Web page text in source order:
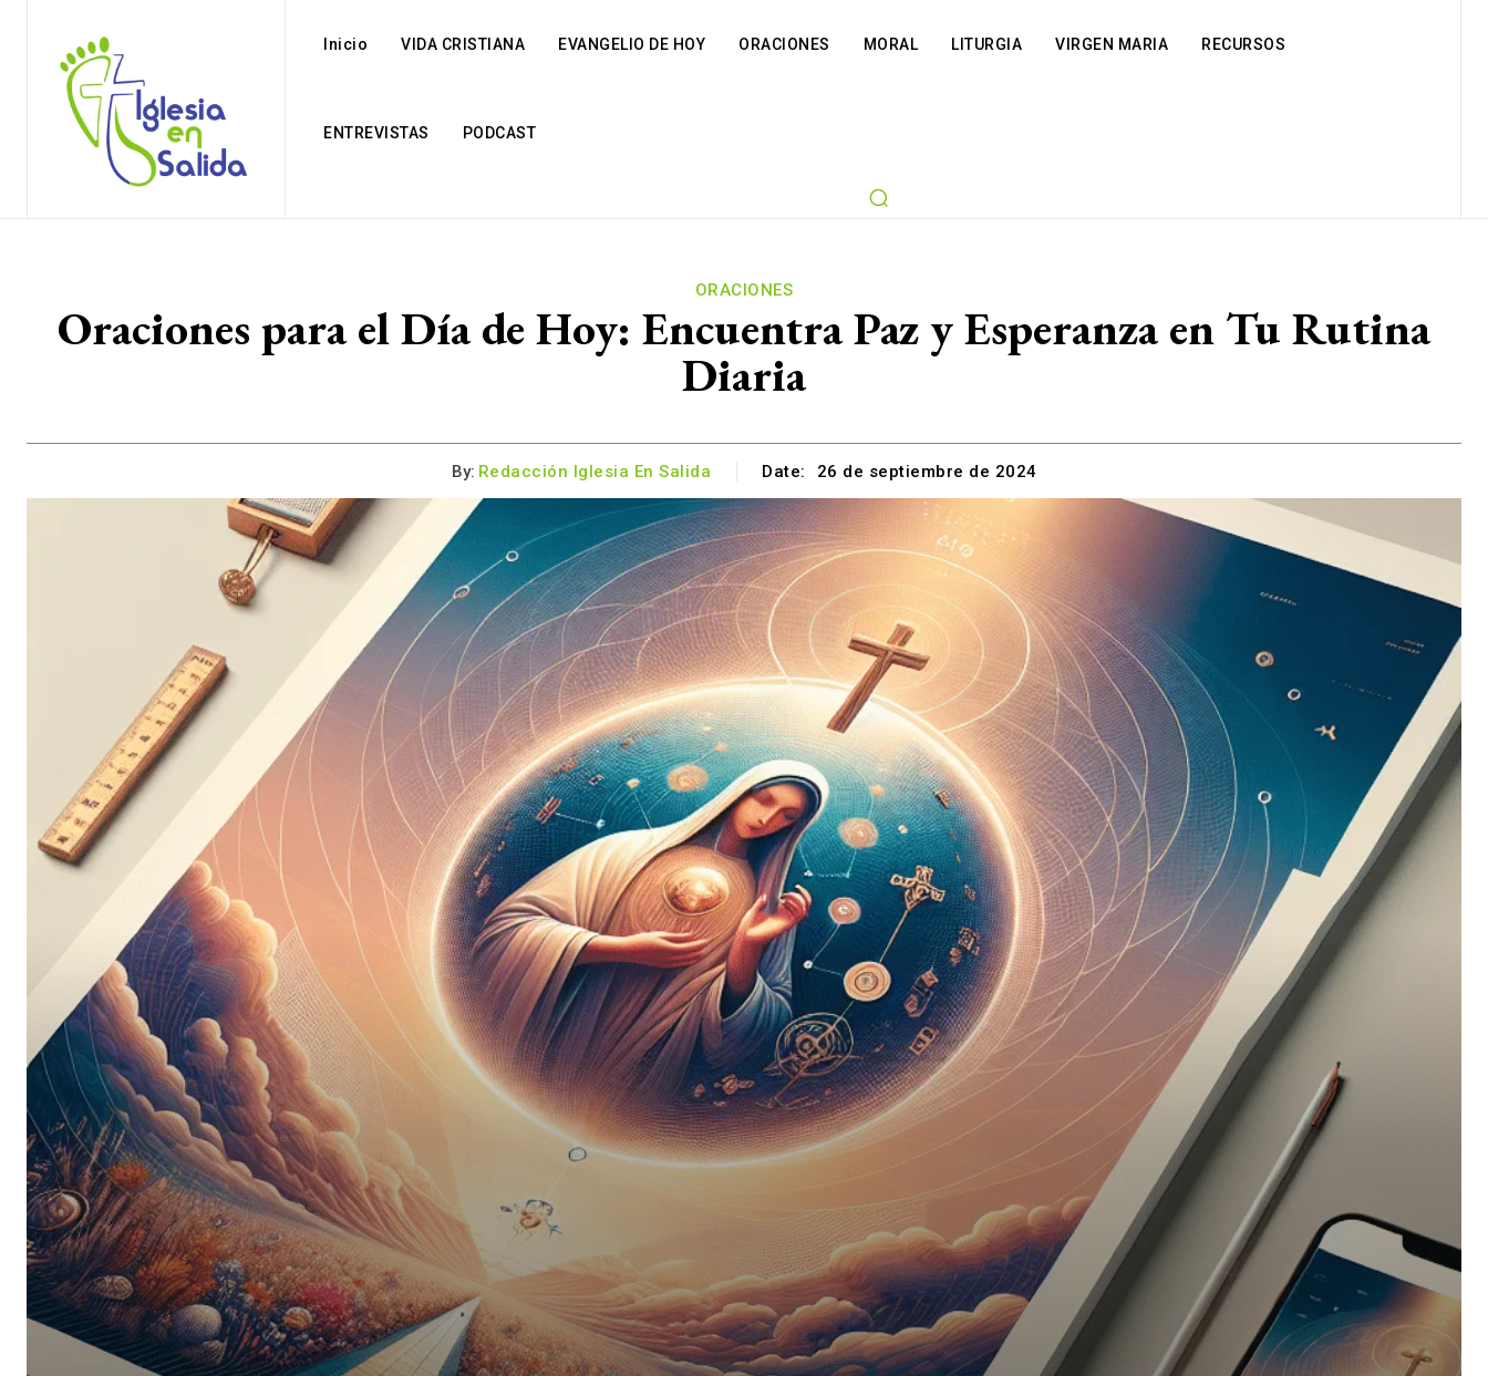
Inicio VIDA CRISTIANA EVANGELIO DE HOY ORACIONES MORAL LITURGIA VIRGEN MARIA RECURSOS
ENTREVISTAS PODCAST
ORACIONES
Oraciones para el Día de Hoy: Encuentra Paz y Esperanza en Tu Rutina
Diaria
By: Redacción Iglesia En Salida Date: 26 de septiembre de 2024